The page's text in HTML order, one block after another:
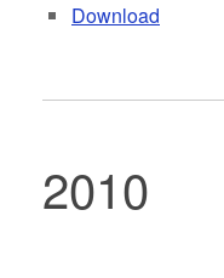
Download
2010